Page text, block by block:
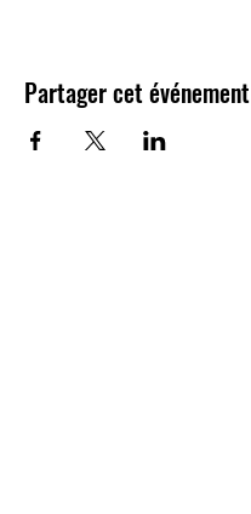
Partager cet événement